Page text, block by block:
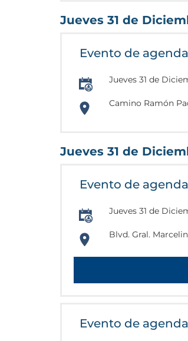
Jueves 31 de
Evento de
Jueves 31 de
https://
Camino Ramón
Jueves 31 de
Evento de
Jueves 31 de
https://
Blvd. Gral.
Evento de